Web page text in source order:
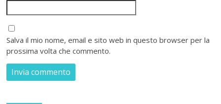
Salva il mio nome, email e sito web in questo browser per la
prossima volta che commento.